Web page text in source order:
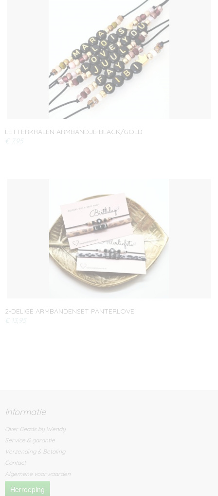
LETTERKRALEN ARMBANDJE BLACK/GOLD
€ 7,95
2-DELIGE ARMBANDENSET PANTERLOVE
€ 13,95
Informatie
Over Beads by Wendy
Service & garantie
Verzending & Betaling
Contact
Algemene voorwaarden
Herroeping